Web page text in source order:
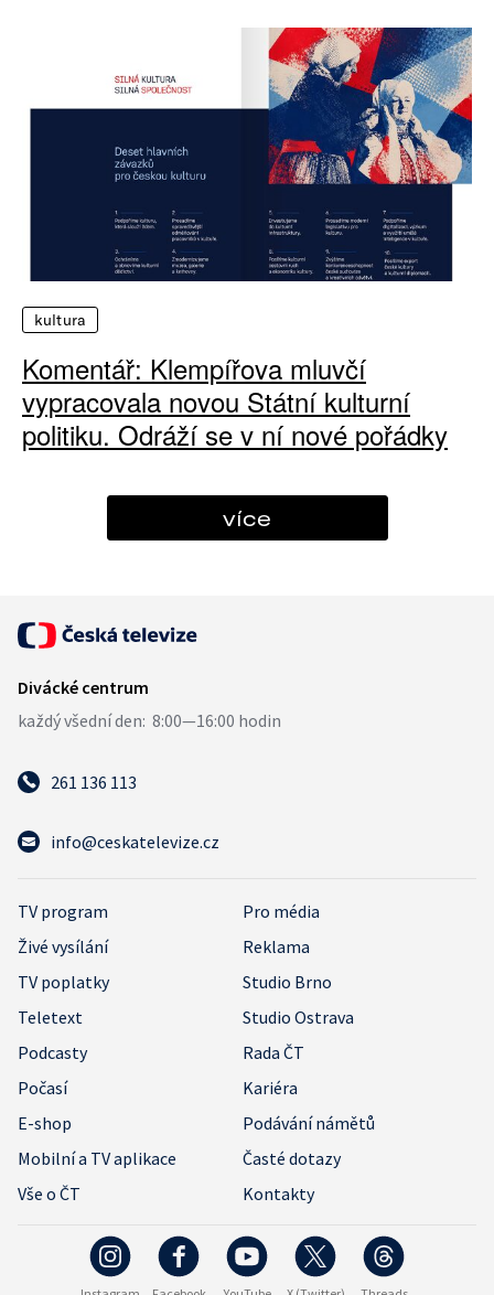
kultura
Komentář: Klempířova mluvčí
vypracovala novou Státní kulturní
politiku. Odráží se v ní nové pořádky
více
261 136 113
info@ceskatelevize.cz
TV program
Pro média
Živé vysílání
Reklama
TV poplatky
Studio Brno
Teletext
Studio Ostrava
Podcasty
Rada ČT
Počasí
Kariéra
E-shop
Podávání námětů
Mobilní a TV aplikace
Časté dotazy
Vše o ČT
Kontakty